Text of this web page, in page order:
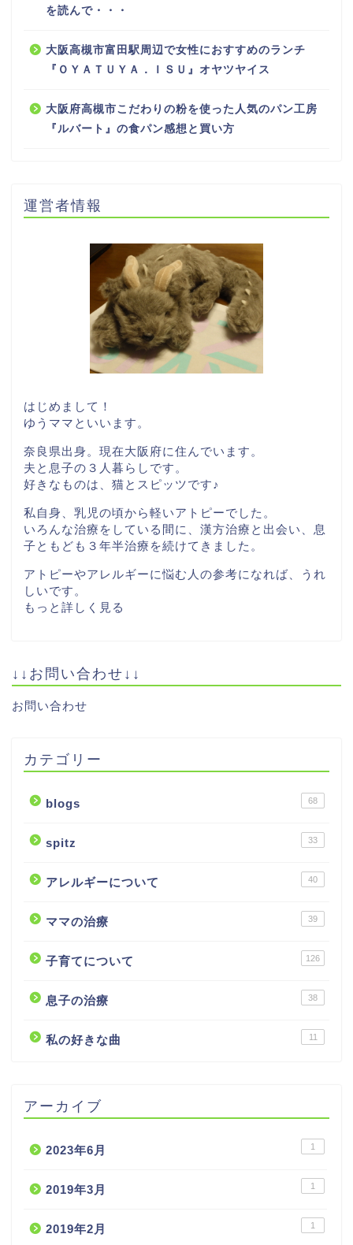
を読んで・・・
大阪高槻市富田駅周辺で女性におすすめのランチ
『ＯＹＡＴＵＹＡ．ＩＳＵ』オヤツヤイス
大阪府高槻市こだわりの粉を使った人気のパン工房
『ルバート』の食パン感想と買い方
運営者情報
はじめまして！
ゆうママといいます。
奈良県出身。現在大阪府に住んでいます。
夫と息子の３人暮らしです。
好きなものは、猫とスピッツです♪
私自身、乳児の頃から軽いアトピーでした。
いろんな治療をしている間に、漢方治療と出会い、息
子ともども３年半治療を続けてきました。
アトピーやアレルギーに悩む人の参考になれば、うれ
しいです。
もっと詳しく見る
↓↓お問い合わせ↓↓
お問い合わせ
カテゴリー
blogs 68
spitz 33
アレルギーについて 40
ママの治療 39
子育てについて 126
息子の治療 38
私の好きな曲 11
アーカイブ
2023年6月 1
2019年3月 1
2019年2月 1